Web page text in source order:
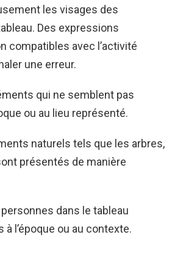
les visages des
Des expressions
compatibles avec l’activité
une erreur.
qui ne semblent pas
ou au lieu représenté.
naturels tels que les arbres,
présentés de manière
dans le tableau
l’époque ou au contexte.